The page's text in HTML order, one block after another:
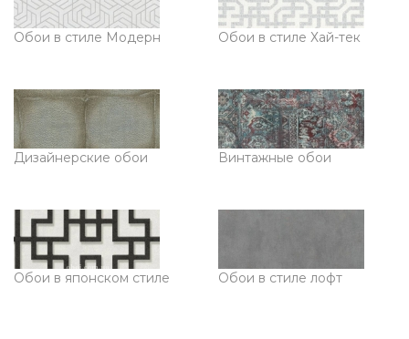
Обои в стиле Модерн Обои в стиле Хай-тек
Дизайнерские обои Винтажные обои
Обои в японском стиле Обои в стиле лофт